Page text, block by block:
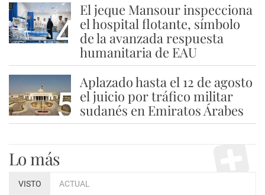
4
El jeque Mansour inspecciona
el hospital flotante, símbolo
de la avanzada respuesta
humanitaria de EAU
5
Aplazado hasta el 12 de agosto
el juicio por tráfico militar
sudanés en Emiratos Árabes
Lo más
VISTO ACTUAL